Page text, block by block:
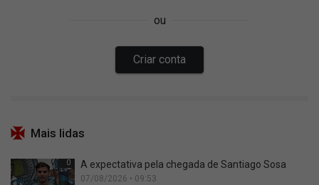
Mais lidas
0 A expectativa pela chegada de Santiago Sosa
07/08/2026 • 09:53